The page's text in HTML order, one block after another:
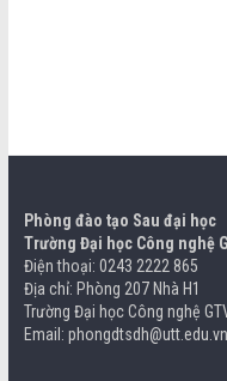
Phòng đào tạo Sau đại học
Trường Đại học Công nghệ
Điện thoại: 0243 2222 865
Địa chỉ: Phòng 207 Nhà H1
Trường Đại học Công nghệ
Email: phongdtsdh@utt.edu.vn